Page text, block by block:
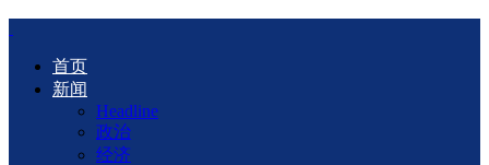
首页
新闻
Headline
政治
经济